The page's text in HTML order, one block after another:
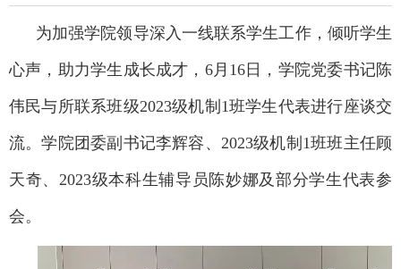
为加强学院领导深入一线联系学生工作，倾听学生
心声，助力学生成长成才，6月16日，学院党委书记陈
伟民与所联系班级2023级机制1班学生代表进行座谈交
流。学院团委副书记李辉容、2023级机制1班班主任顾
天奇、2023级本科生辅导员陈妙娜及部分学生代表参
会。